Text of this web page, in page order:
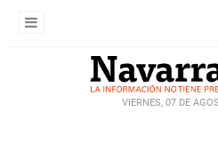
VIERNES, 07 DE